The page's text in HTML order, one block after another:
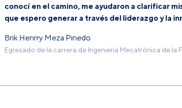
conocí en el camino, me ayudaron a clarificar
que espero generar a través del liderazgo y la
Brik Henrry Meza Pinedo
Egresado de la carrera de Ingeniería Mecatrónica de